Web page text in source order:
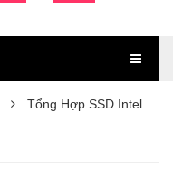
Tổng Hợp SSD Intel